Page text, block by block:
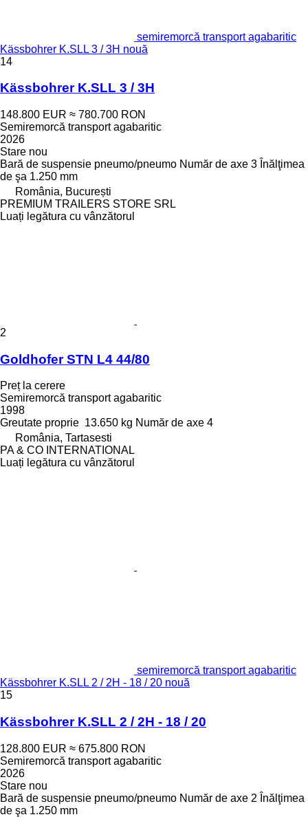
semiremorcă transport agabaritic
Kässbohrer K.SLL 3 / 3H nouă
14
Kässbohrer K.SLL 3 / 3H
148.800 EUR ≈ 780.700 RON
Semiremorcă transport agabaritic
2026
Stare nou
Bară de suspensie pneumo/pneumo Număr de axe 3 Înălţimea
de şa 1.250 mm
România, București
PREMIUM TRAILERS STORE SRL
Luați legătura cu vânzătorul
2
Goldhofer STN L4 44/80
Preț la cerere
Semiremorcă transport agabaritic
1998
Greutate proprie 13.650 kg Număr de axe 4
România, Tartasesti
PA & CO INTERNATIONAL
Luați legătura cu vânzătorul
semiremorcă transport agabaritic
Kässbohrer K.SLL 2 / 2H - 18 / 20 nouă
15
Kässbohrer K.SLL 2 / 2H - 18 / 20
128.800 EUR ≈ 675.800 RON
Semiremorcă transport agabaritic
2026
Stare nou
Bară de suspensie pneumo/pneumo Număr de axe 2 Înălţimea
de şa 1.250 mm